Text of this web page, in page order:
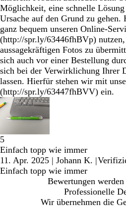
Möglichkeit, eine schnelle
Ursache auf den Grund zu gehen.
ganz bequem unseren Online-
(http://spr.ly/63446fhBVp)
aussagekräftigen Fotos zu
sich auch vor einer Bestellung
sich bei der Verwirklichung Ihrer
lassen. Hierfür stehen wir mit
(http://spr.ly/63447fhBVV) ein.
5
Einfach topp wie immer
11. Apr. 2025 | Johann K. |
Einfach topp wie immer
Bewertungen werden
Professionelle
Wir übernehmen die